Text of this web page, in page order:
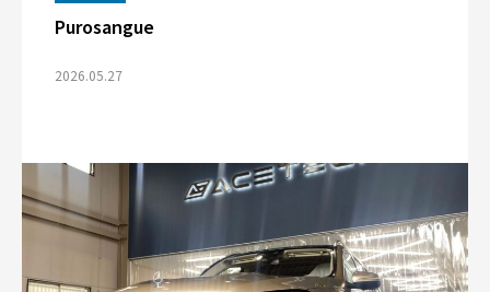
Purosangue
2026.05.27